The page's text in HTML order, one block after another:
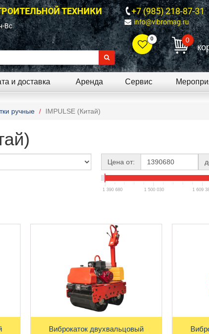
ТЕХНИКИ
Вс
+7 (985) 218-87-31
info@vibromag.ru
0 0
и доставка Аренда Сервис
ручные IMPULSE (Китай)
Цена от:
1 390 680 1 500 030 1 609
Виброкаток двухвальцовый